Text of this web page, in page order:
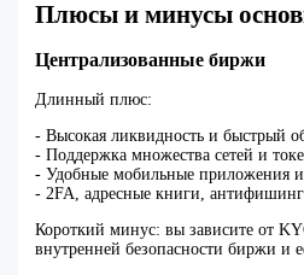
Плюсы и минусы
Централизованные биржи
Длинный плюс:
- Высокая ликвидность и быстрый
- Поддержка множества сетей и
- Удобные мобильные приложения и
- 2FA, адресные книги,
Короткий минус: вы зависите от
внутренней безопасности биржи и